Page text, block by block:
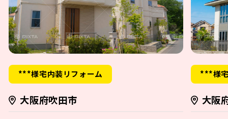
***様宅内装リフォーム
大阪府吹田市
***様
大阪